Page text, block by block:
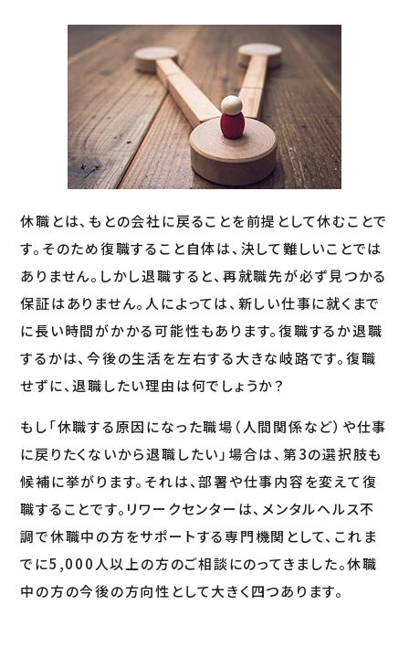
休職とは、もとの会社に戻ることを前提として休むことで
す。そのため復職すること自体は、決して難しいことでは
ありません。しかし退職すると、再就職先が必ず見つかる
保証はありません。人によっては、新しい仕事に就くまで
に長い時間がかかる可能性もあります。復職するか退職
するかは、今後の生活を左右する大きな岐路です。復職
せずに、退職したい理由は何でしょうか？
もし「休職する原因になった職場（人間関係など）や仕事
に戻りたくないから退職したい」場合は、第3の選択肢も
候補に挙がります。それは、部署や仕事内容を変えて復
職することです。リワークセンターは、メンタルヘルス不
調で休職中の方をサポートする専門機関として、これま
でに5,000人以上の方のご相談にのってきました。休職
中の方の今後の方向性として大きく四つあります。